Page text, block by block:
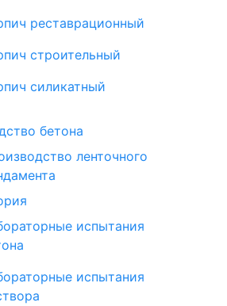
реставрационный
строительный
силикатный
бетона
ленточного
испытания
испытания